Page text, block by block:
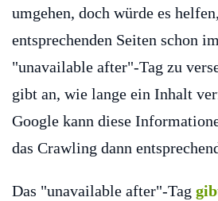
umgehen, doch würde es
entsprechenden Seiten schon
"unavailable after"-Tag zu
gibt an, wie lange ein Inhalt
Google kann diese
das Crawling dann
Das "unavailable after"-Tag